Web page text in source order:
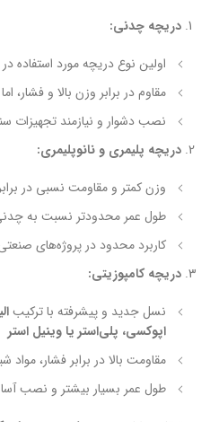
دریچه چدنی:
اولین نوع دریچه مورد استفاده
مقاوم در برابر وزن بالا و فشار،
نصب دشوار و نیازمند تجهیزات
دریچه پلیمری و نانوپلیمری:
وزن کمتر و مقاومت نسبی در
طول عمر محدودتر نسبت به
کاربرد محدود در پروژه‌های
دریچه کامپوزیتی:
نسل جدید و پیشرفته با ترکیب
اپوکسی، پلی‌استر یا وینیل استر
مقاومت بالا در برابر فشار،
طول عمر بسیار بیشتر و نصب